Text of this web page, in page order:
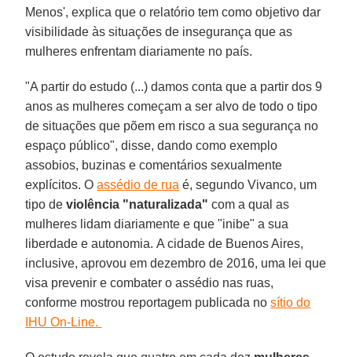
Menos', explica que o relatório tem como objetivo dar
visibilidade às situações de insegurança que as
mulheres enfrentam diariamente no país.
"A partir do estudo (...) damos conta que a partir dos 9
anos as mulheres começam a ser alvo de todo o tipo
de situações que põem em risco a sua segurança no
espaço público", disse, dando como exemplo
assobios, buzinas e comentários sexualmente
explícitos. Oassédio de rua é, segundo Vivanco, um
tipo deviolência "naturalizada" com a qual as
mulheres lidam diariamente e que "inibe" a sua
liberdade e autonomia. A cidade de Buenos Aires,
inclusive, aprovou em dezembro de 2016, uma lei que
visa prevenir e combater o assédio nas ruas,
conforme mostrou reportagem publicada nosítio do
IHU On-Line.